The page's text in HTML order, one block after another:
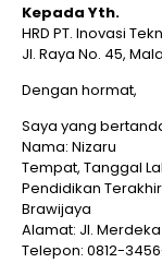
Kepada Yth.
HRD PT. Inovasi
Jl. Raya No. 45,
Dengan hormat,
Saya yang
Nama: Nizaru
Tempat, Tanggal
Pendidikan
Brawijaya
Alamat: Jl.
Telepon: 0812-